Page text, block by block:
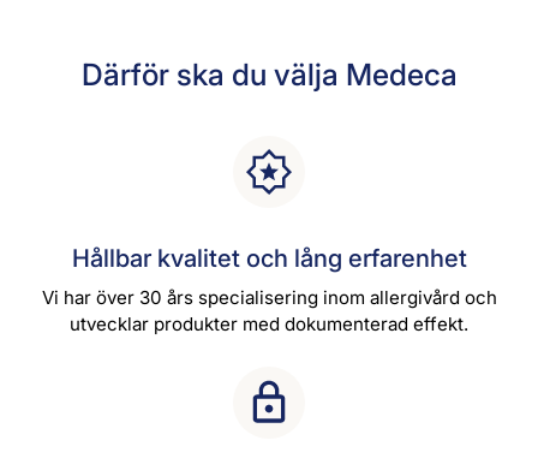
Därför ska du välja Medeca
Hållbar kvalitet och lång erfarenhet
Vi har över 30 års specialisering inom allergivård och
utvecklar produkter med dokumenterad effekt.